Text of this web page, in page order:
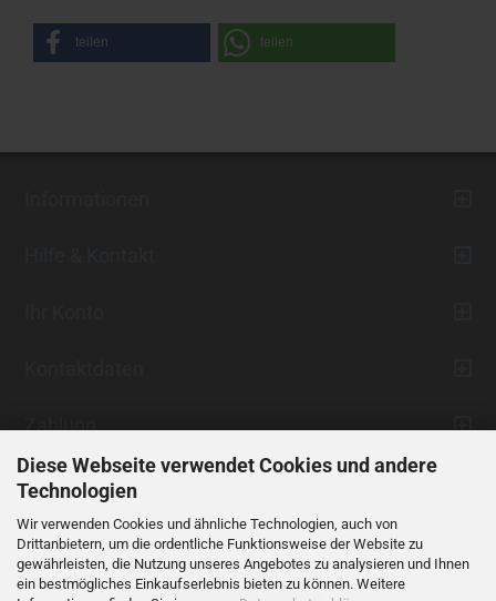
Diese Webseite verwendet Cookies und andere
Technologien
Wir verwenden Cookies und ähnliche Technologien, auch von
Drittanbietern, um die ordentliche Funktionsweise der Website zu
gewährleisten, die Nutzung unseres Angebotes zu analysieren und Ihnen
ein bestmögliches Einkaufserlebnis bieten zu können. Weitere
teilen teilen
Zahlung